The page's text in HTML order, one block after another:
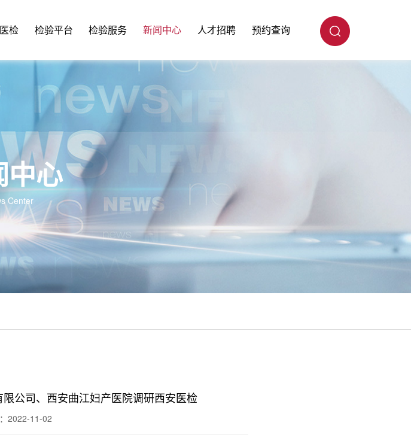
检 检验平台 检验服务 新闻中心 人才招聘 预约查询
中心
Center
公司、西安曲江妇产医院调研西安医检
2022-11-02